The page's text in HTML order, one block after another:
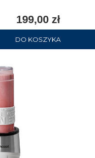
199,00 zł
DO KOSZYKA